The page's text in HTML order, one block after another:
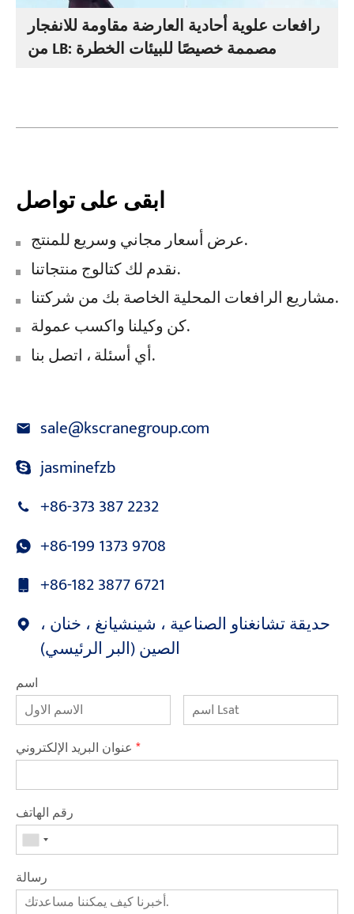
رافعات علوية أحادية العارضة مقاومة للانفجار
من LB: مصممة خصيصًا للبيئات الخطرة
ابقى على تواصل
عرض أسعار مجاني وسريع للمنتج.
نقدم لك كتالوج منتجاتنا.
مشاريع الرافعات المحلية الخاصة بك من شركتنا.
كن وكيلنا واكسب عمولة.
أي أسئلة ، اتصل بنا.
sale@kscranegroup.com
jasminefzb
+86-373 387 2232
+86-199 1373 9708
+86-182 3877 6721
حديقة تشانغناو الصناعية ، شينشيانغ ، خنان ،
الصين (البر الرئيسي)
اسم
*
رقم الهاتف
رسالة